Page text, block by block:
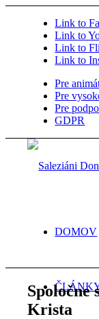
Link to
Link to
Link to
Link to
Pre
Pre
Pre
GDPR
DOMOV
Spoločne
Krista